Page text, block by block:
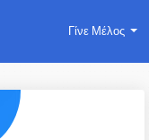
Γίνε Μέλος